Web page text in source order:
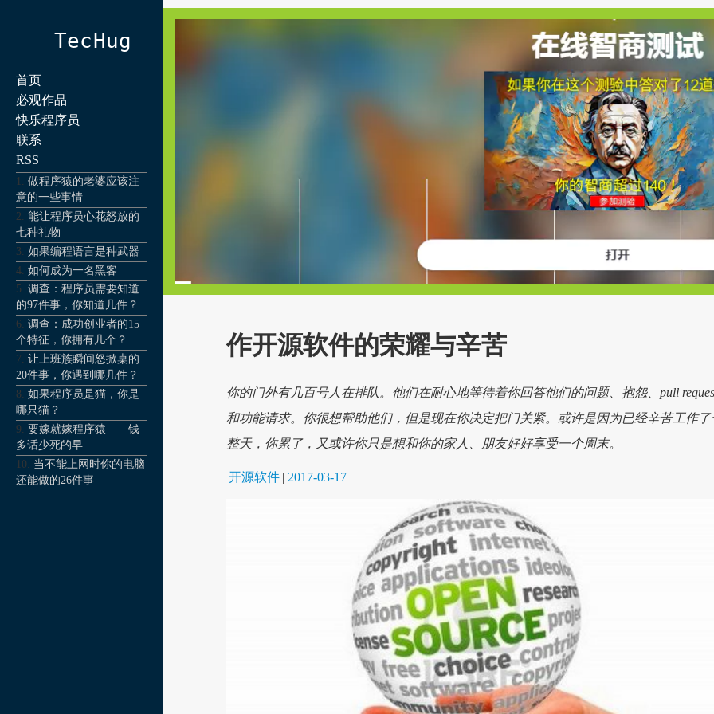
TecHug
首页
必观作品
快乐程序员
联系
RSS
做程序猿的老婆应该注
意的一些事情
能让程序员心花怒放的
七种礼物
如果编程语言是种武器
如何成为一名黑客
调查：程序员需要知道
的97件事，你知道几件？
调查：成功创业者的15
个特征，你拥有几个？
让上班族瞬间怒掀桌的
20件事，你遇到哪几件？
如果程序员是猫，你是
哪只猫？
要嫁就嫁程序猿——钱
多话少死的早
当不能上网时你的电脑
还能做的26件事
作开源软件的荣耀与辛苦
你的门外有几百号人在排队。他们在耐心地等待着你回答他们的问题、抱怨、pull
和功能请求。你很想帮助他们，但是现在你决定把门关紧。或许是因为已经辛苦工作了
整天，你累了，又或许你只是想和你的家人、朋友好好享受一个周末。
开源软件 | 2017-03-17